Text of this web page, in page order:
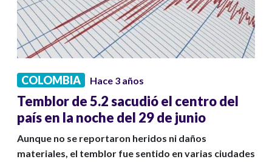
COLOMBIA Hace 3 años
Temblor de 5.2 sacudió el centro del
país en la noche del 29 de junio
Aunque no se reportaron heridos ni daños
materiales, el temblor fue sentido en varias ciudades